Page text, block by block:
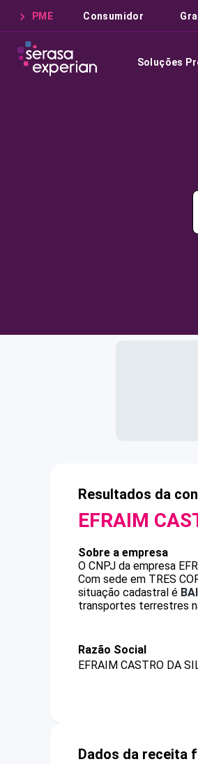
PME Consumidor
Soluções
Resultados da
EFRAIM
Sobre a empresa
O CNPJ da empresa
Com sede em TRES
situação cadastral é
transportes terrestres
Razão Social
EFRAIM CASTRO DA
Dados da receita